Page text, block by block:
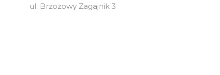
ul. Brzozowy Zagajnik 3